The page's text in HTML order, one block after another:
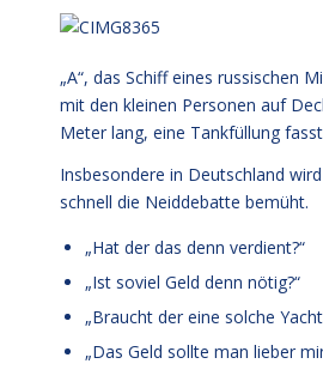
„A“, das Schiff eines russischen
mit den kleinen Personen auf
Meter lang, eine Tankfüllung
Insbesondere in Deutschland
schnell die Neiddebatte bemüht.
„Hat der das denn verdient?“
„Ist soviel Geld denn nötig?“
„Braucht der eine solche
„Das Geld sollte man lieber